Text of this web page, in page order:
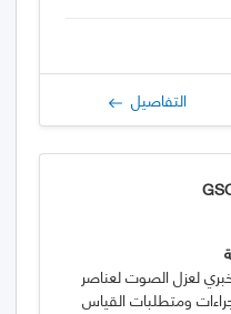
التفاصيل
لعزل الصوت لعناصر
ومتطلبات القياس